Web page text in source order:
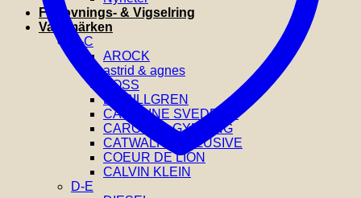
Förlovnings- & Vigselring
Varumärken
A-C
AROCK
astrid & agnes
BOSS
BY BILLGREN
CAROLINE SVEDBOM
CAROLINA GYNNING
CATWALK EXCLUSIVE
COEUR DE LION
CALVIN KLEIN
D-E